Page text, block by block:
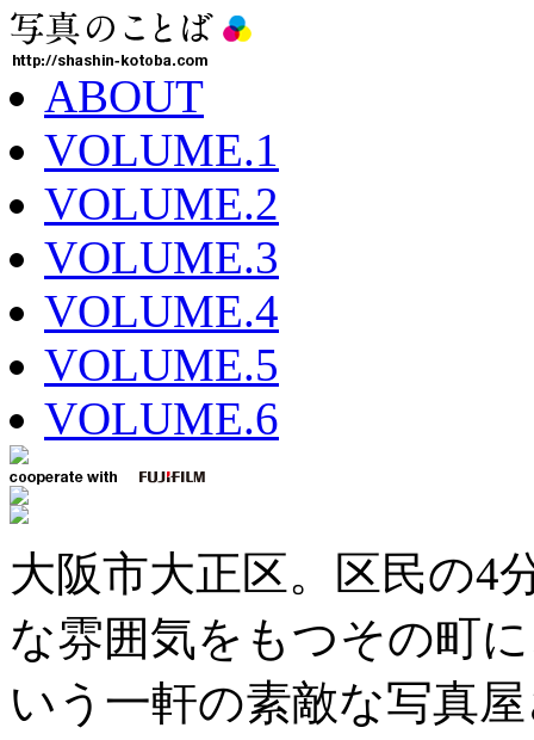
ABOUT
VOLUME.1
VOLUME.2
VOLUME.3
VOLUME.4
VOLUME.5
VOLUME.6
大阪市大正区。区民の4
な雰囲気をもつその町
いう一軒の素敵な写真